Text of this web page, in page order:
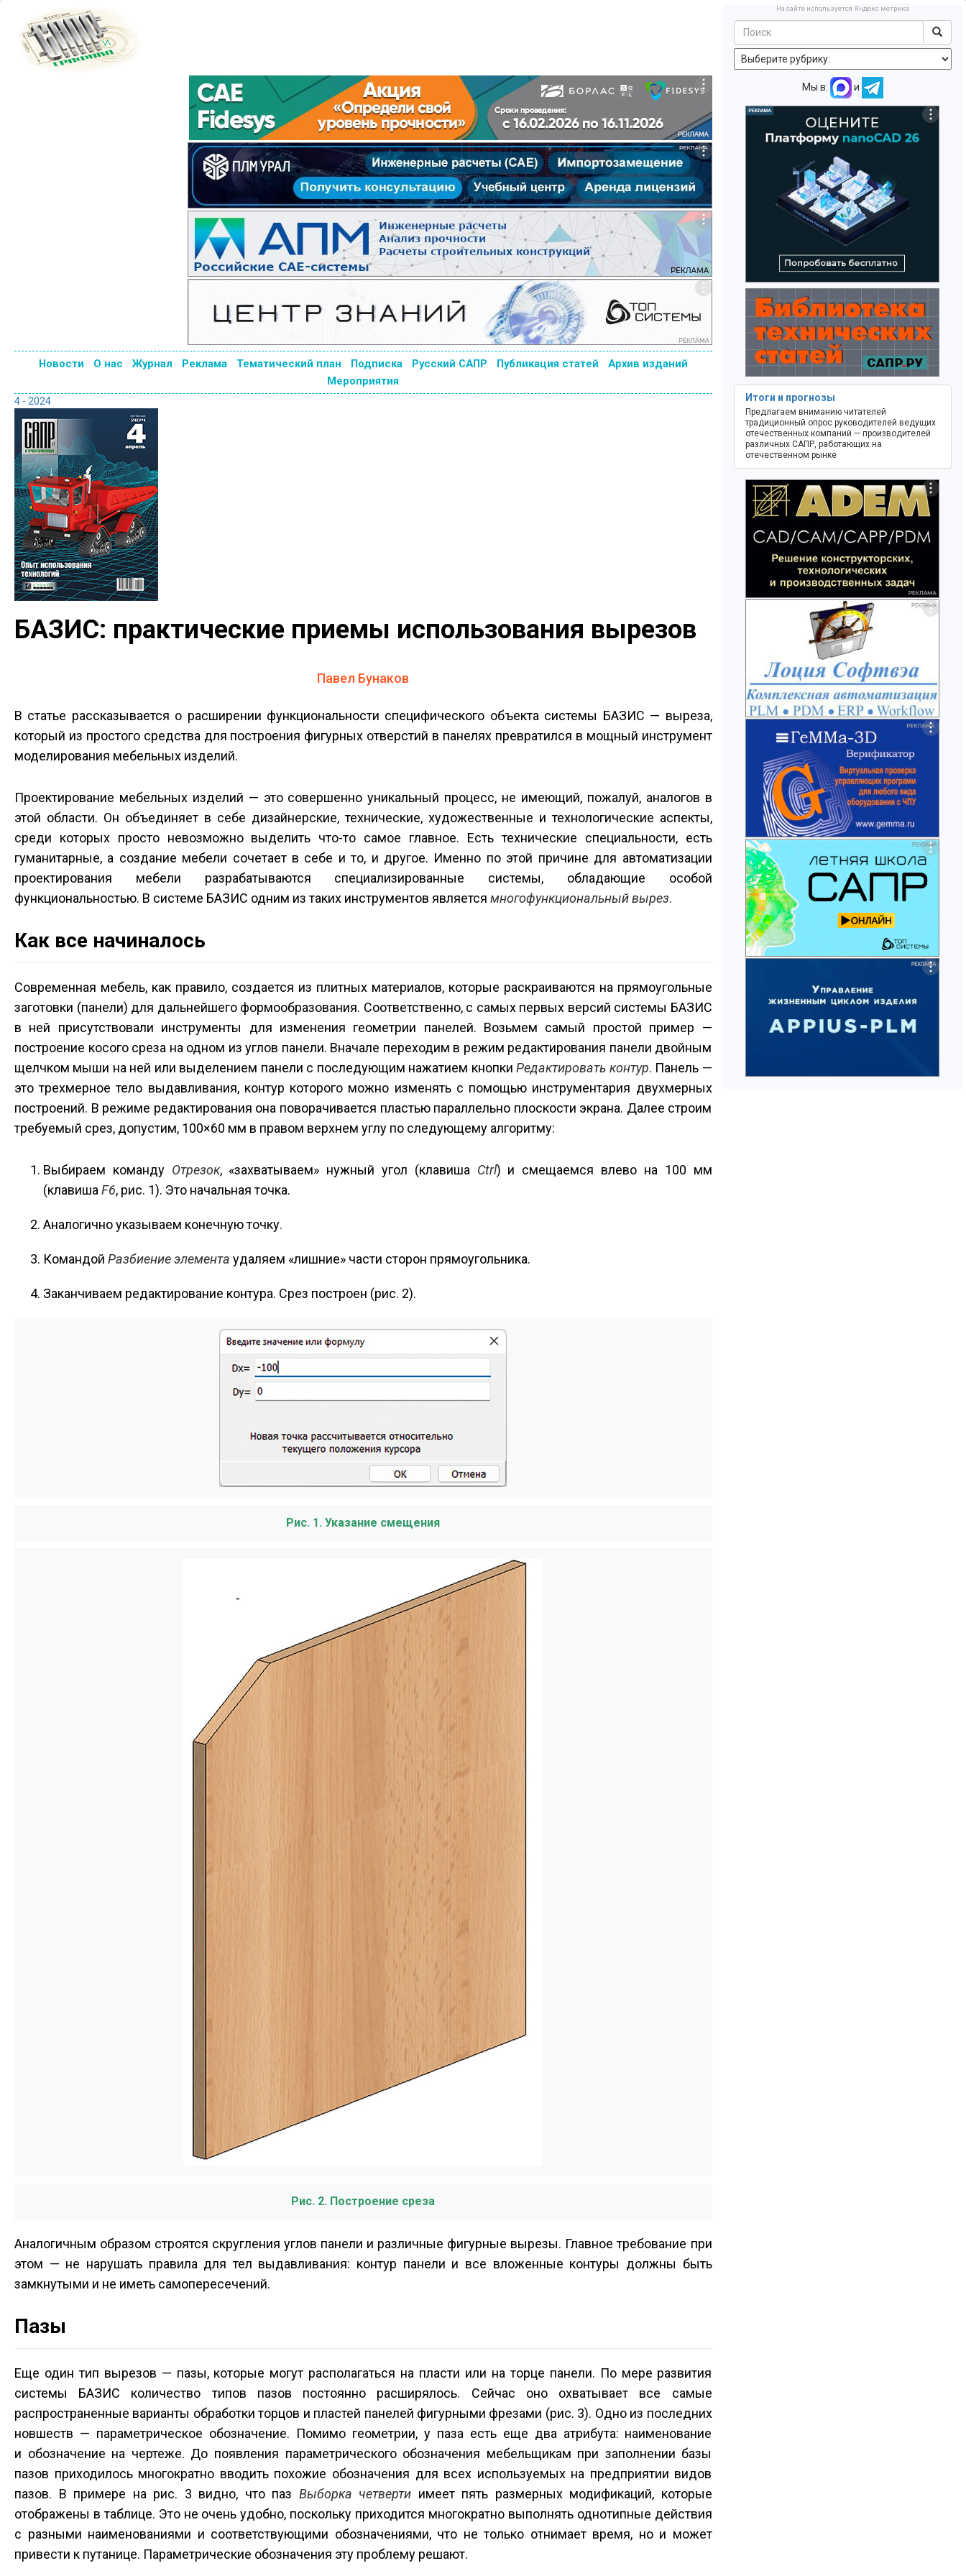
Новости О нас Журнал Реклама Тематический план Подписка Русский САПР Публикация статей
Архив изданий
Мероприятия
4 - 2024
БАЗИС: практические приемы использования вырезов
Павел Бунаков
В статье рассказывается о расширении функциональности специфического объекта системы БАЗИС — выреза,
который из простого средства для построения фигурных отверстий в панелях превратился в мощный инструмент
моделирования мебельных изделий.
Проектирование мебельных изделий — это совершенно уникальный процесс, не имеющий, пожалуй, аналогов в
этой области. Он объединяет в себе дизайнерские, технические, художественные и технологические аспекты,
среди которых просто невозможно выделить что-то самое главное. Есть технические специальности, есть
гуманитарные, а создание мебели сочетает в себе и то, и другое. Именно по этой причине для автоматизации
проектирования мебели разрабатываются специализированные системы, обладающие особой
функциональностью. В системе БАЗИС одним из таких инструментов является многофункциональный вырез.
Как все начиналось
Современная мебель, как правило, создается из плитных материалов, которые раскраиваются на прямоугольные
заготовки (панели) для дальнейшего формообразования. Соответственно, с самых первых версий системы БАЗИС
в ней присутствовали инструменты для изменения геометрии панелей. Возьмем самый простой пример —
построение косого среза на одном из углов панели. Вначале переходим в режим редактирования панели двойным
щелчком мыши на ней или выделением панели с последующим нажатием кнопкиРедактировать контур. Панель —
это трехмерное тело выдавливания, контур которого можно изменять с помощью инструментария двухмерных
построений. В режиме редактирования она поворачивается пластью параллельно плоскости экрана. Далее строим
требуемый срез, допустим, 100×60 мм в правом верхнем углу по следующему алгоритму:
Выбираем команду Отрезок, «захватываем» нужный угол (клавиша Ctrl) и смещаемся влево на 100 мм
(клавиша F6, рис. 1). Это начальная точка.
Аналогично указываем конечную точку.
Командой Разбиение элемента удаляем «лишние» части сторон прямоугольника.
Заканчиваем редактирование контура. Срез построен (рис. 2).
Рис. 1. Указание смещения
Рис. 2. Построение среза
Аналогичным образом строятся скругления углов панели и различные фигурные вырезы. Главное требование при
этом — не нарушать правила для тел выдавливания: контур панели и все вложенные контуры должны быть
замкнутыми и не иметь самопересечений.
Пазы
Еще один тип вырезов — пазы, которые могут располагаться на пласти или на торце панели. По мере развития
системы БАЗИС количество типов пазов постоянно расширялось. Сейчас оно охватывает все самые
распространенные варианты обработки торцов и пластей панелей фигурными фрезами (рис. 3). Одно из последних
новшеств — параметрическое обозначение. Помимо геометрии, у паза есть еще два атрибута: наименование
и обозначение на чертеже. До появления параметрического обозначения мебельщикам при заполнении базы
пазов приходилось многократно вводить похожие обозначения для всех используемых на предприятии видов
пазов. В примере на рис. 3 видно, что паз Выборка четверти имеет пять размерных модификаций, которые
отображены в таблице. Это не очень удобно, поскольку приходится многократно выполнять однотипные действия
с разными наименованиями и соответствующими обозначениями, что не только отнимает время, но и может
привести к путанице. Параметрические обозначения эту проблему решают.
На сайте используется Яндекс метрика
Мы в: и
Итоги и прогнозы
Предлагаем вниманию читателей
традиционный опрос руководителей ведущих
отечественных компаний — производителей
различных САПР, работающих на
отечественном рынке